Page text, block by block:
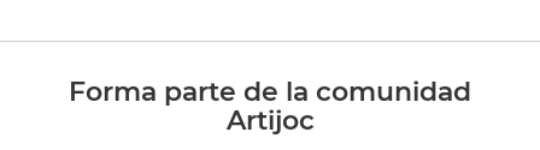
Forma parte de la comunidad
Artijoc